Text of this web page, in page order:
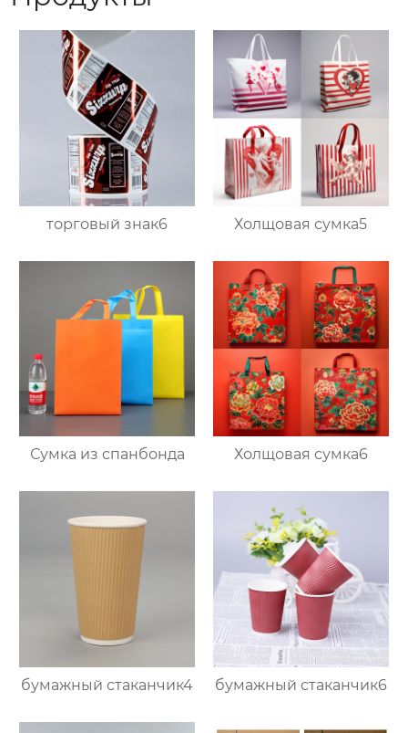
торговый знак6 Холщовая сумка5
Сумка из спанбонда Холщовая сумка6
бумажный стаканчик4 бумажный стаканчик6